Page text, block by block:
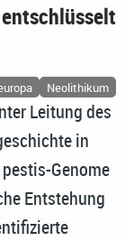
Neolithikum
Leitung des
in
Genome
Entstehung